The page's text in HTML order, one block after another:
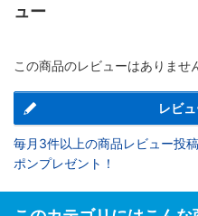
ュー
この商品のレビューはありませ
レビ
毎月3件以上の商品レビュー投
ポンプレゼント！